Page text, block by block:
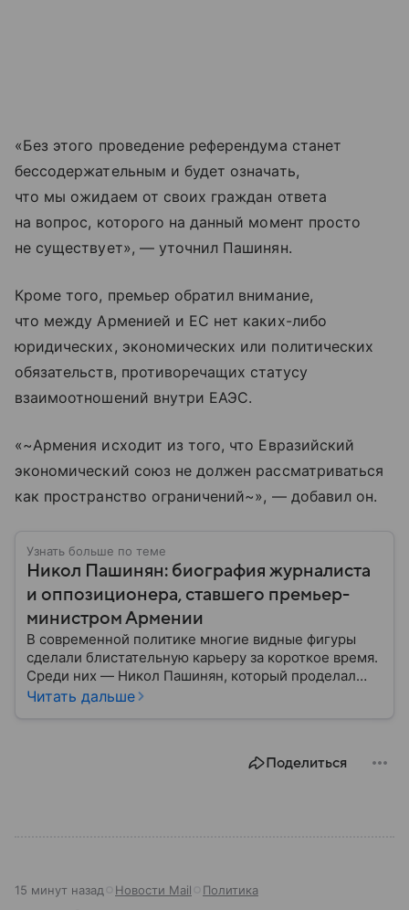
«Без этого проведение референдума станет
бессодержательным и будет означать,
что мы ожидаем от своих граждан ответа
на вопрос, которого на данный момент просто
не существует», — уточнил Пашинян.
Кроме того, премьер обратил внимание,
что между Арменией и ЕС нет каких-либо
юридических, экономических или политических
обязательств, противоречащих статусу
взаимоотношений внутри ЕАЭС.
«~Армения исходит из того, что Евразийский
экономический союз не должен рассматриваться
как пространство ограничений~», — добавил он.
Узнать больше по теме
Никол Пашинян: биография журналиста
и оппозиционера, ставшего премьер-
министром Армении
В современной политике многие видные фигуры
сделали блистательную карьеру за короткое время.
Среди них — Никол Пашинян, который проделал
путь от журналиста и оппозиционера до главы
Читать дальше
Поделиться
15 минут назад Новости Mail Политика